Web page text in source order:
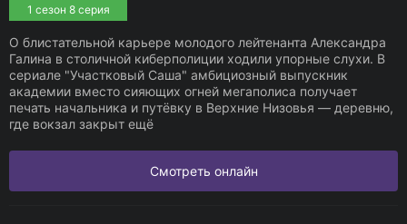
1 сезон 8 серия
О блистательной карьере молодого лейтенанта Александра
Галина в столичной киберполиции ходили упорные слухи. В
сериале "Участковый Саша" амбициозный выпускник
академии вместо сияющих огней мегаполиса получает
печать начальника и путёвку в Верхние Низовья — деревню,
где вокзал закрыт ещё
Смотреть онлайн